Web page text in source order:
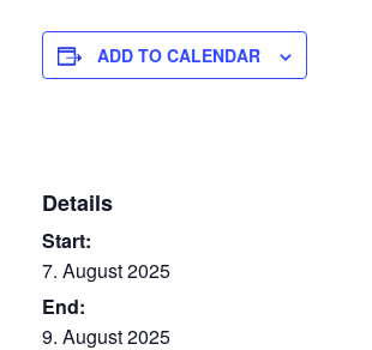
ADD TO CALENDAR
Details
Start:
7. August 2025
End:
9. August 2025